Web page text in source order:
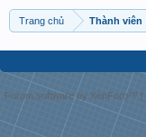
Trang chủ Thành viên
Forum software by XenForo™ |